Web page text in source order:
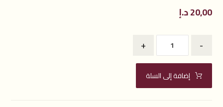
20,00د.إ
-
+
إضافة إلى السلة